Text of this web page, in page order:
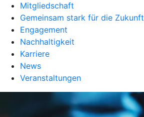
Mitgliedschaft
Gemeinsam stark für die Zukunft
Engagement
Nachhaltigkeit
Karriere
News
Veranstaltungen